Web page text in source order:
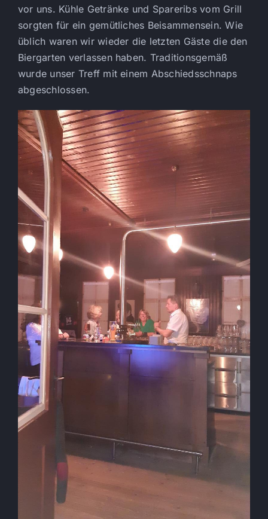
vor uns. Kühle Getränke und Spareribs vom Grill
sorgten für ein gemütliches Beisammensein. Wie
üblich waren wir wieder die letzten Gäste die den
Biergarten verlassen haben. Traditionsgemäß
wurde unser Treff mit einem Abschiedsschnaps
abgeschlossen.